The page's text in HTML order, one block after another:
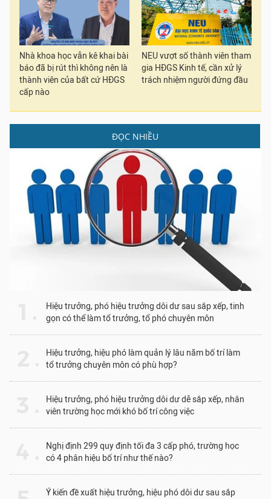
Nhà khoa học vẫn kê khai bài
báo đã bị rút thì không nên là
thành viên của bất cứ HĐGS
cấp nào
NEU vượt số thành viên tham
gia HĐGS Kinh tế, cần xử lý
trách nhiệm người đứng đầu
ĐỌC NHIỀU
Hiệu trưởng, phó hiệu trưởng dôi dư sau sắp xếp, tinh
gọn có thể làm tổ trưởng, tổ phó chuyên môn
Hiệu trưởng, hiệu phó làm quản lý lâu năm bố trí làm
tổ trưởng chuyên môn có phù hợp?
Hiệu trưởng, phó hiệu trưởng dôi dư dễ sắp xếp, nhân
viên trường học mới khó bố trí công việc
Nghị định 299 quy định tối đa 3 cấp phó, trường học
có 4 phân hiệu bố trí như thế nào?
Ý kiến đề xuất hiệu trưởng, hiệu phó dôi dư sau sắp